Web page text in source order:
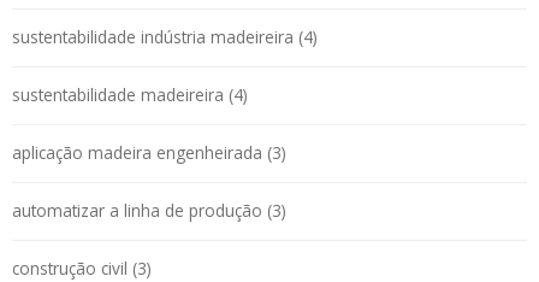
sustentabilidade indústria madeireira (4)
sustentabilidade madeireira (4)
aplicação madeira engenheirada (3)
automatizar a linha de produção (3)
construção civil (3)